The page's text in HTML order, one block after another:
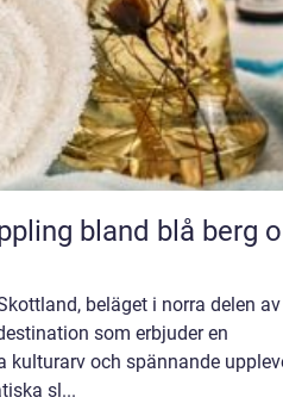
beläget i norra delen av
som erbjuder en
och spännande
sl...